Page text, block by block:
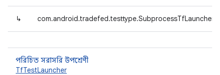
↳ com.android.tradefed.testtype.SubprocessTfLauncher
পরিচিত সরাসরি উপশ্রেণী
TfTestLauncher